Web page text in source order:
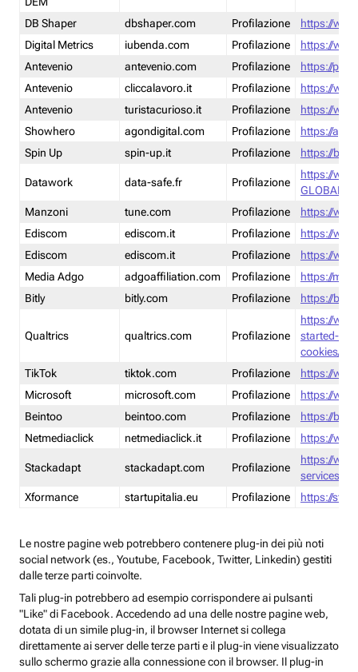
DB Shaper
dbshaper.com Profilazione
https://
Digital Metrics
iubenda.com Profilazione
https://
Antevenio
antevenio.com Profilazione
https://
Antevenio
cliccalavoro.it Profilazione
https://
Antevenio
turistacurioso.it Profilazione
https://
Showhero
agondigital.com Profilazione
https://
Spin Up
spin-up.it Profilazione https://
Datawork data-safe.fr Profilazione
https://
GLOBAL-
Manzoni
tune.com Profilazione
https://
Ediscom
ediscom.it Profilazione
https://
Ediscom
ediscom.it Profilazione
https://
Media Adgo
adgoaffiliation.com Profilazione
https://
Bitly
bitly.com Profilazione https://
Qualtrics qualtrics.com Profilazione
https://
started-
cookies/
TikTok
tiktok.com Profilazione
https://
Microsoft
microsoft.com Profilazione
https://
Beintoo
beintoo.com Profilazione
https://
Netmediaclick
netmediaclick.it Profilazione https://
Stackadapt stackadapt.com Profilazione
https://
services-
Xformance
startupitalia.eu Profilazione https://
Le nostre pagine web potrebbero contenere plug-in dei più noti
social network (es., Youtube, Facebook, Twitter, Linkedin) gestiti
dalle terze parti coinvolte.
Tali plug-in potrebbero ad esempio corrispondere ai pulsanti
"Like" di Facebook. Accedendo ad una delle nostre pagine web,
dotata di un simile plug-in, il browser Internet si collega
direttamente ai server delle terze parti e il plug-in viene visualizzato
sullo schermo grazie alla connessione con il browser. Il plug-in